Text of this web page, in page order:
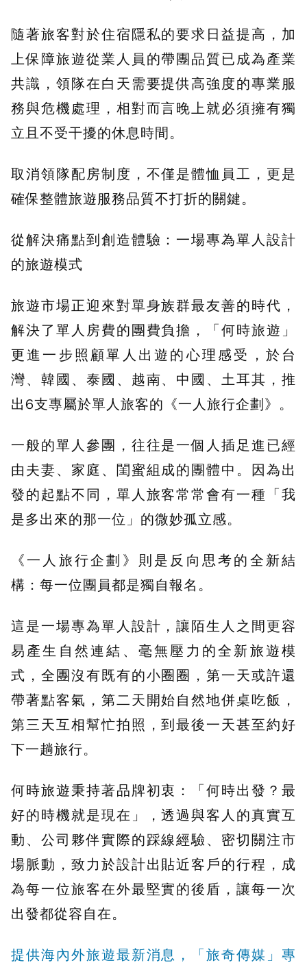
隨著旅客對於住宿隱私的要求日益提高，加
上保障旅遊從業人員的帶團品質已成為產業
共識，領隊在白天需要提供高強度的專業服
務與危機處理，相對而言晚上就必須擁有獨
立且不受干擾的休息時間。
取消領隊配房制度，不僅是體恤員工，更是
確保整體旅遊服務品質不打折的關鍵。
從解決痛點到創造體驗：一場專為單人設計
的旅遊模式
旅遊市場正迎來對單身族群最友善的時代，
解決了單人房費的團費負擔，「何時旅遊」
更進一步照顧單人出遊的心理感受，於台
灣、韓國、泰國、越南、中國、土耳其，推
出6支專屬於單人旅客的《一人旅行企劃》。
一般的單人參團，往往是一個人插足進已經
由夫妻、家庭、閨蜜組成的團體中。因為出
發的起點不同，單人旅客常常會有一種「我
是多出來的那一位」的微妙孤立感。
《一人旅行企劃》則是反向思考的全新結
構：每一位團員都是獨自報名。
這是一場專為單人設計，讓陌生人之間更容
易產生自然連結、毫無壓力的全新旅遊模
式，全團沒有既有的小圈圈，第一天或許還
帶著點客氣，第二天開始自然地併桌吃飯，
第三天互相幫忙拍照，到最後一天甚至約好
下一趟旅行。
何時旅遊秉持著品牌初衷：「何時出發？最
好的時機就是現在」，透過與客人的真實互
動、公司夥伴實際的踩線經驗、密切關注市
場脈動，致力於設計出貼近客戶的行程，成
為每一位旅客在外最堅實的後盾，讓每一次
出發都從容自在。
提供海內外旅遊最新消息，「旅奇傳媒」專